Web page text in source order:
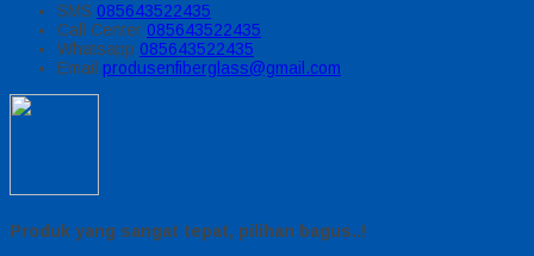
SMS 085643522435
Call Center 085643522435
Whatsapp 085643522435
Email produsenfiberglass@gmail.com
Produk yang sangat tepat, pilihan bagus..!